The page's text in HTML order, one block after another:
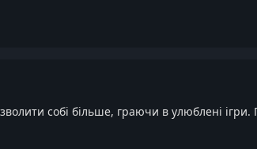
собі більше, граючи в улюблені ігри.